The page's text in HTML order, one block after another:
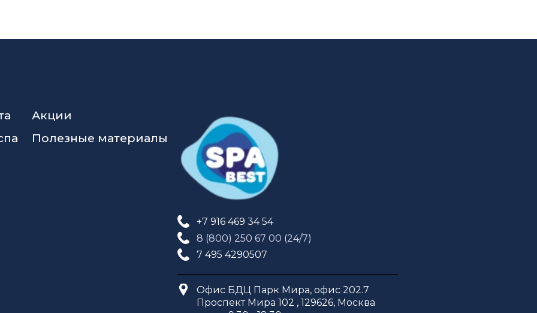
Акции
Полезные материалы
+7 916 469 34 54
8 (800) 250 67 00 (24/7)
7 495 4290507
Офис БДЦ Парк Мира, офис 202.7
Проспект Мира 102 , 129626, Москва